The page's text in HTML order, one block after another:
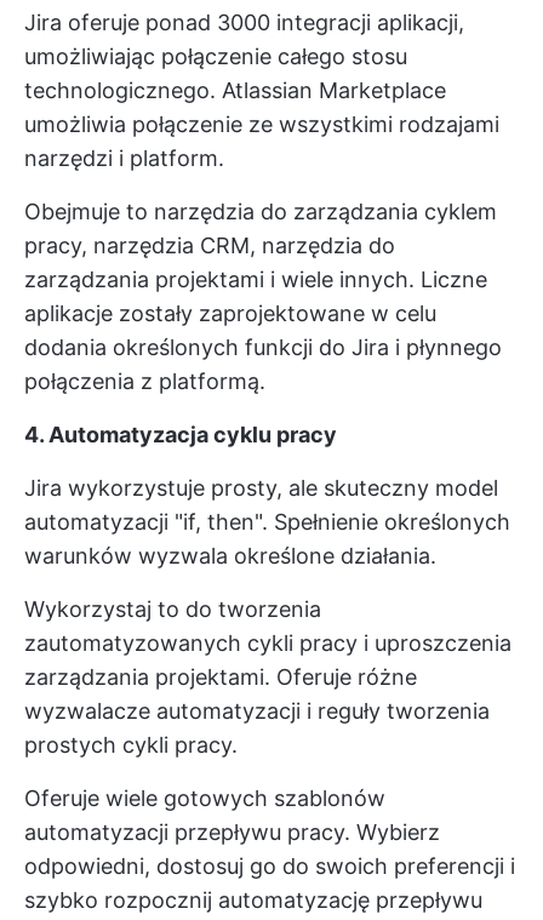
Jira oferuje ponad 3000 integracji aplikacji,
umożliwiając połączenie całego stosu
technologicznego. Atlassian Marketplace
umożliwia połączenie ze wszystkimi rodzajami
narzędzi i platform.
Obejmuje to narzędzia do zarządzania cyklem
pracy, narzędzia CRM, narzędzia do
zarządzania projektami i wiele innych. Liczne
aplikacje zostały zaprojektowane w celu
dodania określonych funkcji do Jira i płynnego
połączenia z platformą.
4. Automatyzacja cyklu pracy
Jira wykorzystuje prosty, ale skuteczny model
automatyzacji "if, then". Spełnienie określonych
warunków wyzwala określone działania.
Wykorzystaj to do tworzenia
zautomatyzowanych cykli pracy i uproszczenia
zarządzania projektami. Oferuje różne
wyzwalacze automatyzacji i reguły tworzenia
prostych cykli pracy.
Oferuje wiele gotowych szablonów
automatyzacji przepływu pracy. Wybierz
odpowiedni, dostosuj go do swoich preferencji i
szybko rozpocznij automatyzację przepływu